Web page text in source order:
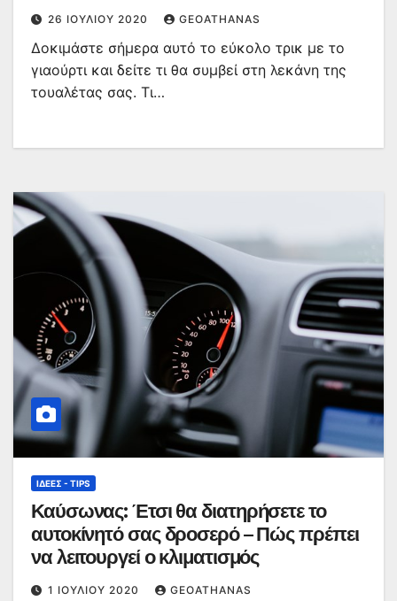
26 ΙΟΥΛΊΟΥ 2020 GEOATHANAS
Δοκιμάστε σήμερα αυτό το εύκολο τρικ με το
γιαούρτι και δείτε τι θα συμβεί στη λεκάνη της
τουαλέτας σας. Τι…
ΙΔΈΕΣ - TIPS
Καύσωνας: Έτσι θα διατηρήσετε το
αυτοκίνητό σας δροσερό – Πώς πρέπει
να λειτουργεί ο κλιματισμός
1 ΙΟΥΛΊΟΥ 2020 GEOATHANAS